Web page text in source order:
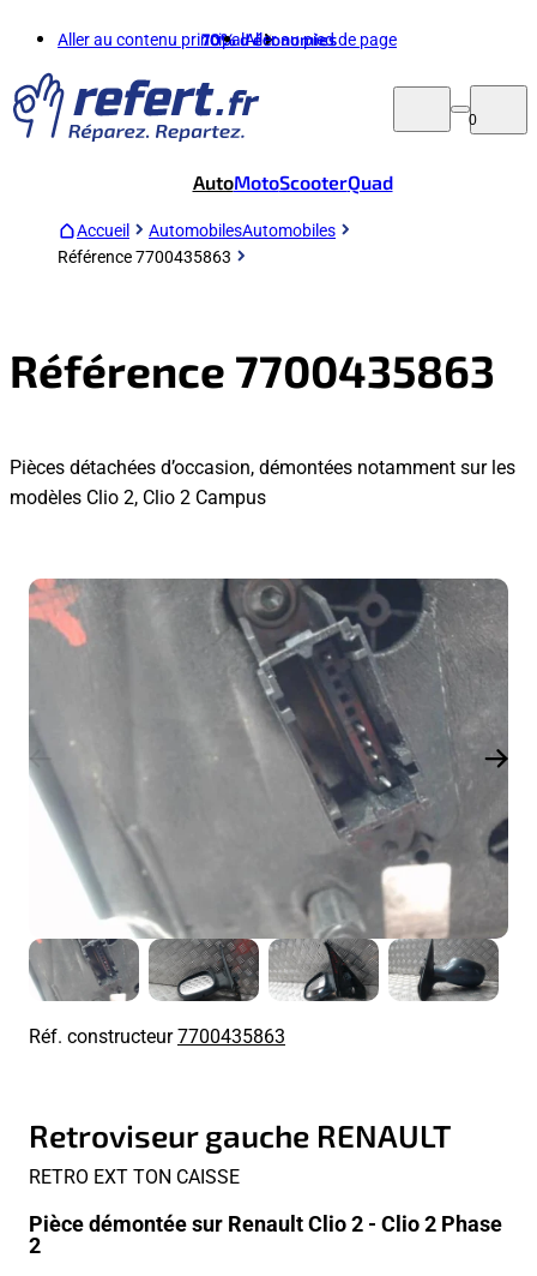
Aller au contenu principalAller au pied de page
70%d'économies
0
AutoMotoScooterQuad
Accueil AutomobilesAutomobiles
Référence 7700435863
Référence 7700435863
Pièces détachées d’occasion, démontées notamment sur les
modèles Clio 2, Clio 2 Campus
Réf. constructeur7700435863
Retroviseur gauche RENAULT
RETRO EXT TON CAISSE
Pièce démontée sur Renault Clio 2 - Clio 2 Phase
2